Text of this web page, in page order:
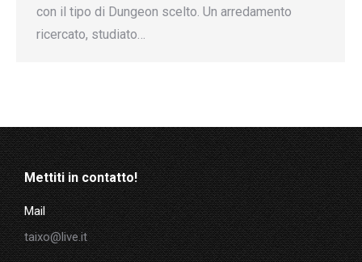
con il tipo di Dungeon scelto. Un arredamento
ricercato, studiato…
Mettiti in contatto!
Mail
taixo@live.it